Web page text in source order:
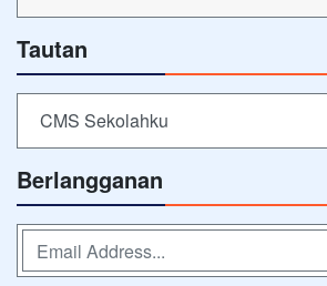
Tautan
CMS Sekolahku
Berlangganan